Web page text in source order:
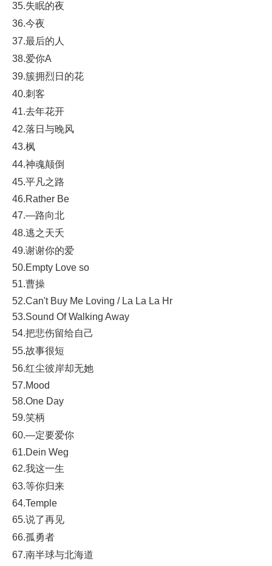
35.失眠的夜
36.今夜
37.最后的人
38.爱你A
39.簇拥烈日的花
40.刺客
41.去年花开
42.落日与晚风
43.枫
44.神魂颠倒
45.平凡之路
46.Rather Be
47.—路向北
48.逃之天夭
49.谢谢你的爱
50.Empty Love so
51.曹操
52.Can't Buy Me Loving / La La La Hr
53.Sound Of Walking Away
54.把悲伤留给自己
55.故事很短
56.红尘彼岸却无她
57.Mood
58.One Day
59.笑柄
60.—定要爱你
61.Dein Weg
62.我这一生
63.等你归来
64.Temple
65.说了再见
66.孤勇者
67.南半球与北海道